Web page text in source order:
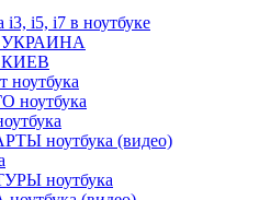
i3, i5, i7 в ноутбуке
УКРАИНА
КИЕВ
ноутбука
ноутбука (видео)
ноутбука